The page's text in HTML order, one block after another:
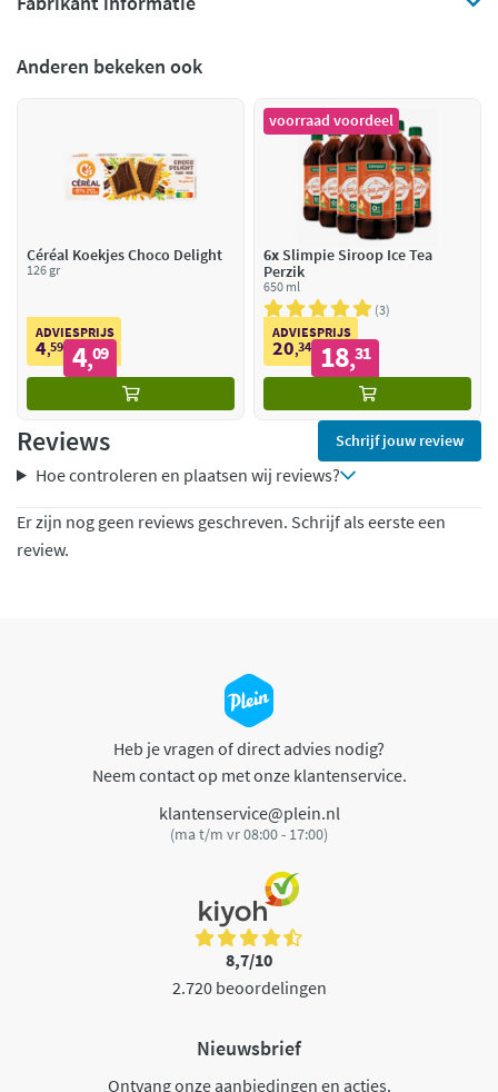
Anderen bekeken ook
Céréal Koekjes Choco Delight
126 gr
ADVIESPRIJS
4,59 4,09
voorraad voordeel
6x Slimpie Siroop Ice Tea
Perzik
650 ml
3
ADVIESPRIJS
20,34 18,31
Reviews Schrijf jouw review
Hoe controleren en plaatsen wij reviews?
Er zijn nog geen reviews geschreven. Schrijf als eerste een
review.
Heb je vragen of direct advies nodig?
Neem contact op met onze klantenservice.
klantenservice@plein.nl
(ma t/m vr 08:00 - 17:00)
8,7/10
2.720 beoordelingen
Nieuwsbrief
Ontvang onze aanbiedingen en acties.